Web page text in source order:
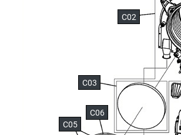
C02
C03
C05
C06